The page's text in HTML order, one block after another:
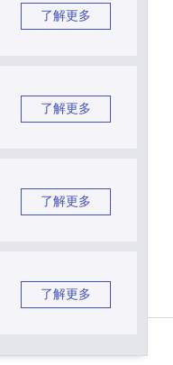
了解更多
了解更多
了解更多
了解更多